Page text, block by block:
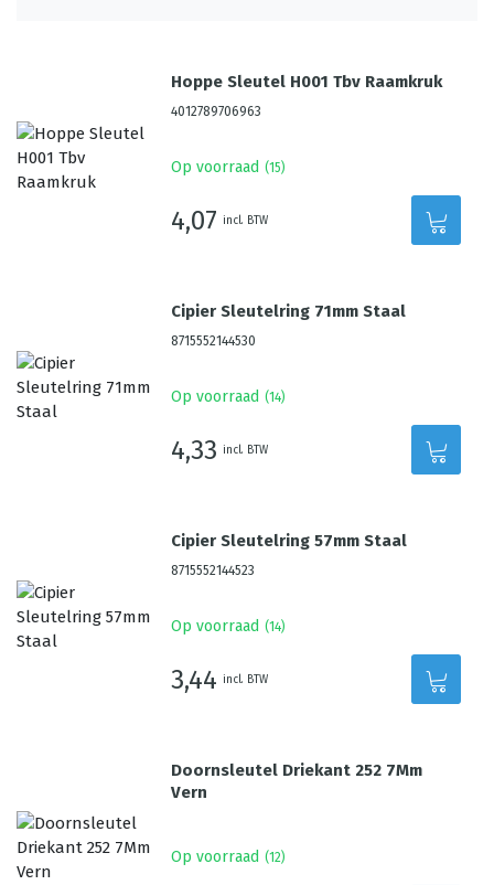
Hoppe Sleutel H001 Tbv Raamkruk
4012789706963
Op voorraad (15)
4,07 incl. BTW
Cipier Sleutelring 71mm Staal
8715552144530
Op voorraad (14)
4,33 incl. BTW
Cipier Sleutelring 57mm Staal
8715552144523
Op voorraad (14)
3,44 incl. BTW
Doornsleutel Driekant 252 7Mm
Vern
Op voorraad (12)